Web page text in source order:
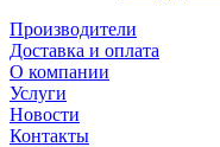
Производители
Доставка и оплата
О компании
Услуги
Новости
Контакты